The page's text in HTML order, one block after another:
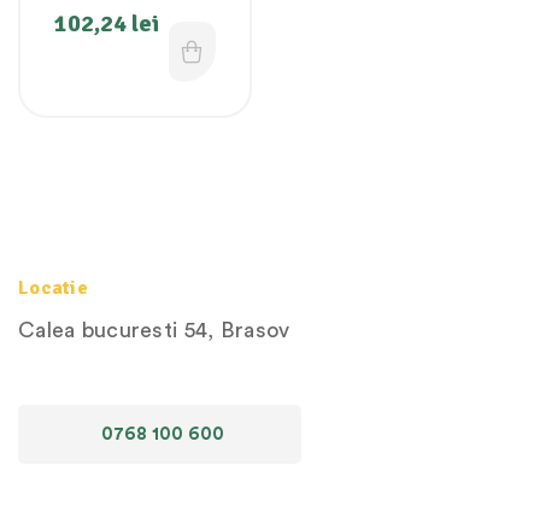
102,24 lei
Locatie
Calea bucuresti 54, Brasov
0768 100 600